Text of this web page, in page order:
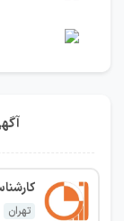
تهران